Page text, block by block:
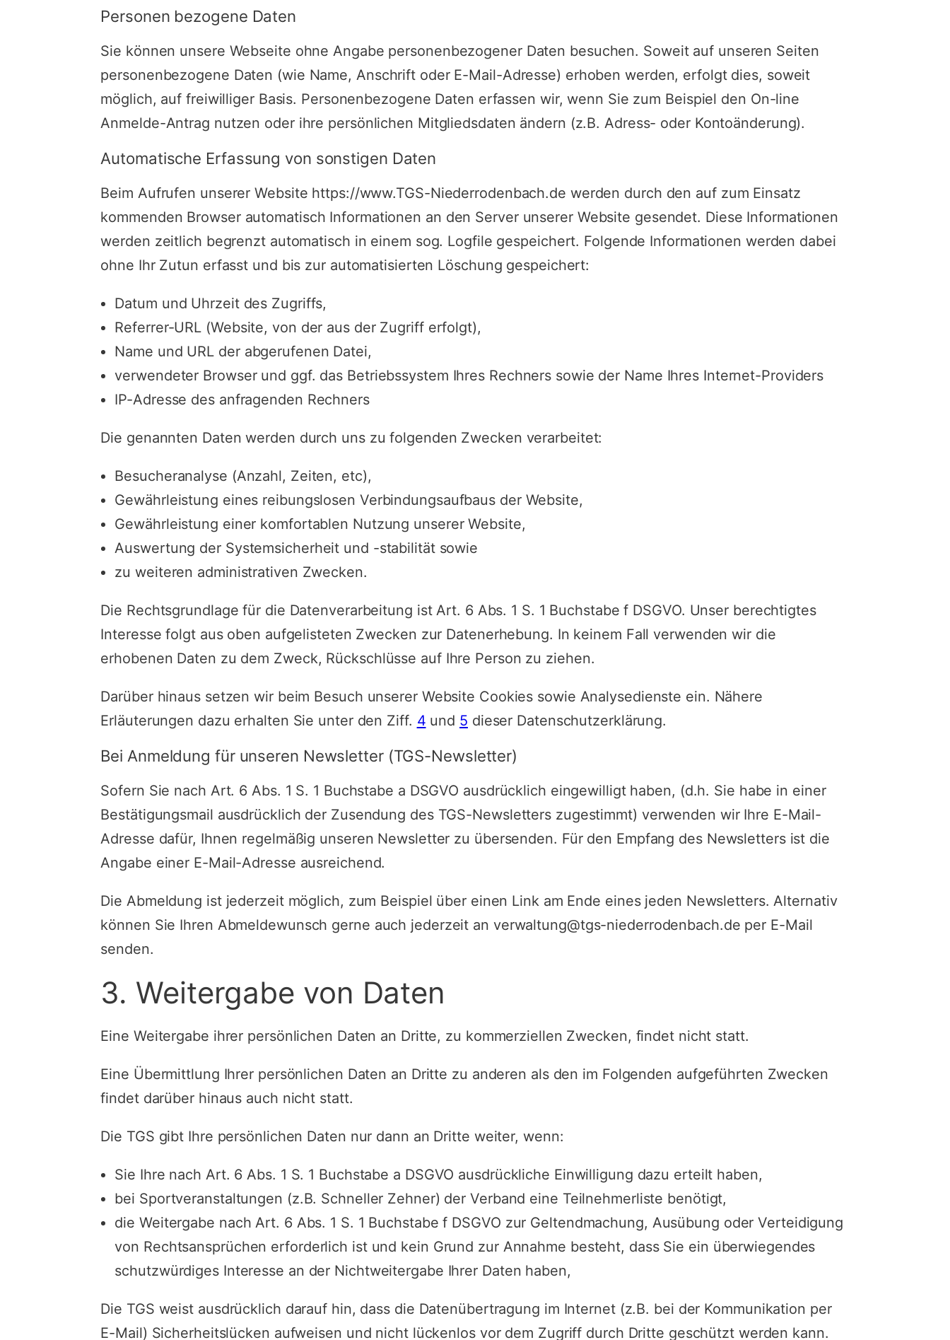
Personen bezogene Daten
Sie können unsere Webseite ohne Angabe personenbezogener Daten besuchen. Soweit auf unseren Seiten
personenbezogene Daten (wie Name, Anschrift oder E-Mail-Adresse) erhoben werden, erfolgt dies, soweit
möglich, auf freiwilliger Basis. Personenbezogene Daten erfassen wir, wenn Sie zum Beispiel den On-line
Anmelde-Antrag nutzen oder ihre persönlichen Mitgliedsdaten ändern (z.B. Adress- oder Kontoänderung).
Automatische Erfassung von sonstigen Daten
Beim Aufrufen unserer Website https://www.TGS-Niederrodenbach.de werden durch den auf zum Einsatz
kommenden Browser automatisch Informationen an den Server unserer Website gesendet. Diese Informationen
werden zeitlich begrenzt automatisch in einem sog. Logfile gespeichert. Folgende Informationen werden dabei
ohne Ihr Zutun erfasst und bis zur automatisierten Löschung gespeichert:
Datum und Uhrzeit des Zugriffs,
Referrer-URL (Website, von der aus der Zugriff erfolgt),
Name und URL der abgerufenen Datei,
verwendeter Browser und ggf. das Betriebssystem Ihres Rechners sowie der Name Ihres Internet-Providers
IP-Adresse des anfragenden Rechners
Die genannten Daten werden durch uns zu folgenden Zwecken verarbeitet:
Besucheranalyse (Anzahl, Zeiten, etc),
Gewährleistung eines reibungslosen Verbindungsaufbaus der Website,
Gewährleistung einer komfortablen Nutzung unserer Website,
Auswertung der Systemsicherheit und -stabilität sowie
zu weiteren administrativen Zwecken.
Die Rechtsgrundlage für die Datenverarbeitung ist Art. 6 Abs. 1 S. 1 Buchstabe f DSGVO. Unser berechtigtes
Interesse folgt aus oben aufgelisteten Zwecken zur Datenerhebung. In keinem Fall verwenden wir die
erhobenen Daten zu dem Zweck, Rückschlüsse auf Ihre Person zu ziehen.
Darüber hinaus setzen wir beim Besuch unserer Website Cookies sowie Analysedienste ein. Nähere
Erläuterungen dazu erhalten Sie unter den Ziff. 4 und 5 dieser Datenschutzerklärung.
Bei Anmeldung für unseren Newsletter (TGS-Newsletter)
Sofern Sie nach Art. 6 Abs. 1 S. 1 Buchstabe a DSGVO ausdrücklich eingewilligt haben, (d.h. Sie habe in einer
Bestätigungsmail ausdrücklich der Zusendung des TGS-Newsletters zugestimmt) verwenden wir Ihre E-Mail-
Adresse dafür, Ihnen regelmäßig unseren Newsletter zu übersenden. Für den Empfang des Newsletters ist die
Angabe einer E-Mail-Adresse ausreichend.
Die Abmeldung ist jederzeit möglich, zum Beispiel über einen Link am Ende eines jeden Newsletters. Alternativ
können Sie Ihren Abmeldewunsch gerne auch jederzeit an verwaltung@tgs-niederrodenbach.de per E-Mail
senden.
3. Weitergabe von Daten
Eine Weitergabe ihrer persönlichen Daten an Dritte, zu kommerziellen Zwecken, findet nicht statt.
Eine Übermittlung Ihrer persönlichen Daten an Dritte zu anderen als den im Folgenden aufgeführten Zwecken
findet darüber hinaus auch nicht statt.
Die TGS gibt Ihre persönlichen Daten nur dann an Dritte weiter, wenn:
Sie Ihre nach Art. 6 Abs. 1 S. 1 Buchstabe a DSGVO ausdrückliche Einwilligung dazu erteilt haben,
bei Sportveranstaltungen (z.B. Schneller Zehner) der Verband eine Teilnehmerliste benötigt,
die Weitergabe nach Art. 6 Abs. 1 S. 1 Buchstabe f DSGVO zur Geltendmachung, Ausübung oder Verteidigung
von Rechtsansprüchen erforderlich ist und kein Grund zur Annahme besteht, dass Sie ein überwiegendes
schutzwürdiges Interesse an der Nichtweitergabe Ihrer Daten haben,
Die TGS weist ausdrücklich darauf hin, dass die Datenübertragung im Internet (z.B. bei der Kommunikation per
E-Mail) Sicherheitslücken aufweisen und nicht lückenlos vor dem Zugriff durch Dritte geschützt werden kann.